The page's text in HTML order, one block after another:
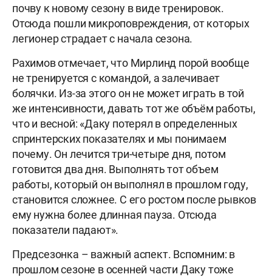
почву к новому сезону в виде тренировок.
Отсюда пошли микроповреждения, от которых
легионер страдает с начала сезона.
Рахимов отмечает, что Мирлинд порой вообще
не тренируется с командой, а залечивает
болячки. Из-за этого он не может играть в той
же интенсивности, давать тот же объём работы,
что и весной: «Даку потерял в определенных
спринтерских показателях и мы понимаем
почему. Он лечится три-четыре дня, потом
готовится два дня. Выполнять тот объем
работы, который он выполнял в прошлом году,
становится сложнее. С его ростом после рывков
ему нужна более длинная пауза. Отсюда
показатели падают».
Предсезонка – важный аспект. Вспомним: в
прошлом сезоне в осенней части Даку тоже